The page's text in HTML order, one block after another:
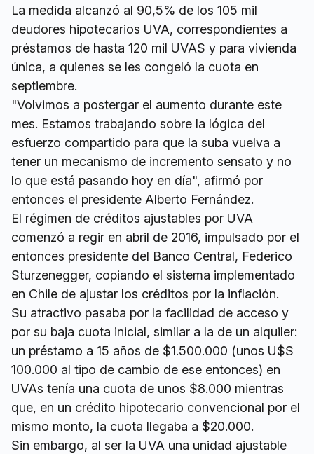
La medida alcanzó al 90,5% de los 105 mil
deudores hipotecarios UVA, correspondientes a
préstamos de hasta 120 mil UVAS y para vivienda
única, a quienes se les congeló la cuota en
septiembre.
"Volvimos a postergar el aumento durante este
mes. Estamos trabajando sobre la lógica del
esfuerzo compartido para que la suba vuelva a
tener un mecanismo de incremento sensato y no
lo que está pasando hoy en día", afirmó por
entonces el presidente Alberto Fernández.
El régimen de créditos ajustables por UVA
comenzó a regir en abril de 2016, impulsado por el
entonces presidente del Banco Central, Federico
Sturzenegger, copiando el sistema implementado
en Chile de ajustar los créditos por la inflación.
Su atractivo pasaba por la facilidad de acceso y
por su baja cuota inicial, similar a la de un alquiler:
un préstamo a 15 años de $1.500.000 (unos U$S
100.000 al tipo de cambio de ese entonces) en
UVAs tenía una cuota de unos $8.000 mientras
que, en un crédito hipotecario convencional por el
mismo monto, la cuota llegaba a $20.000.
Sin embargo, al ser la UVA una unidad ajustable